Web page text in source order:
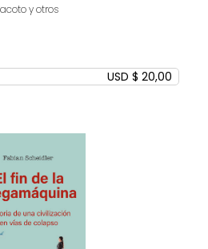
y otros
USD $ 20,00